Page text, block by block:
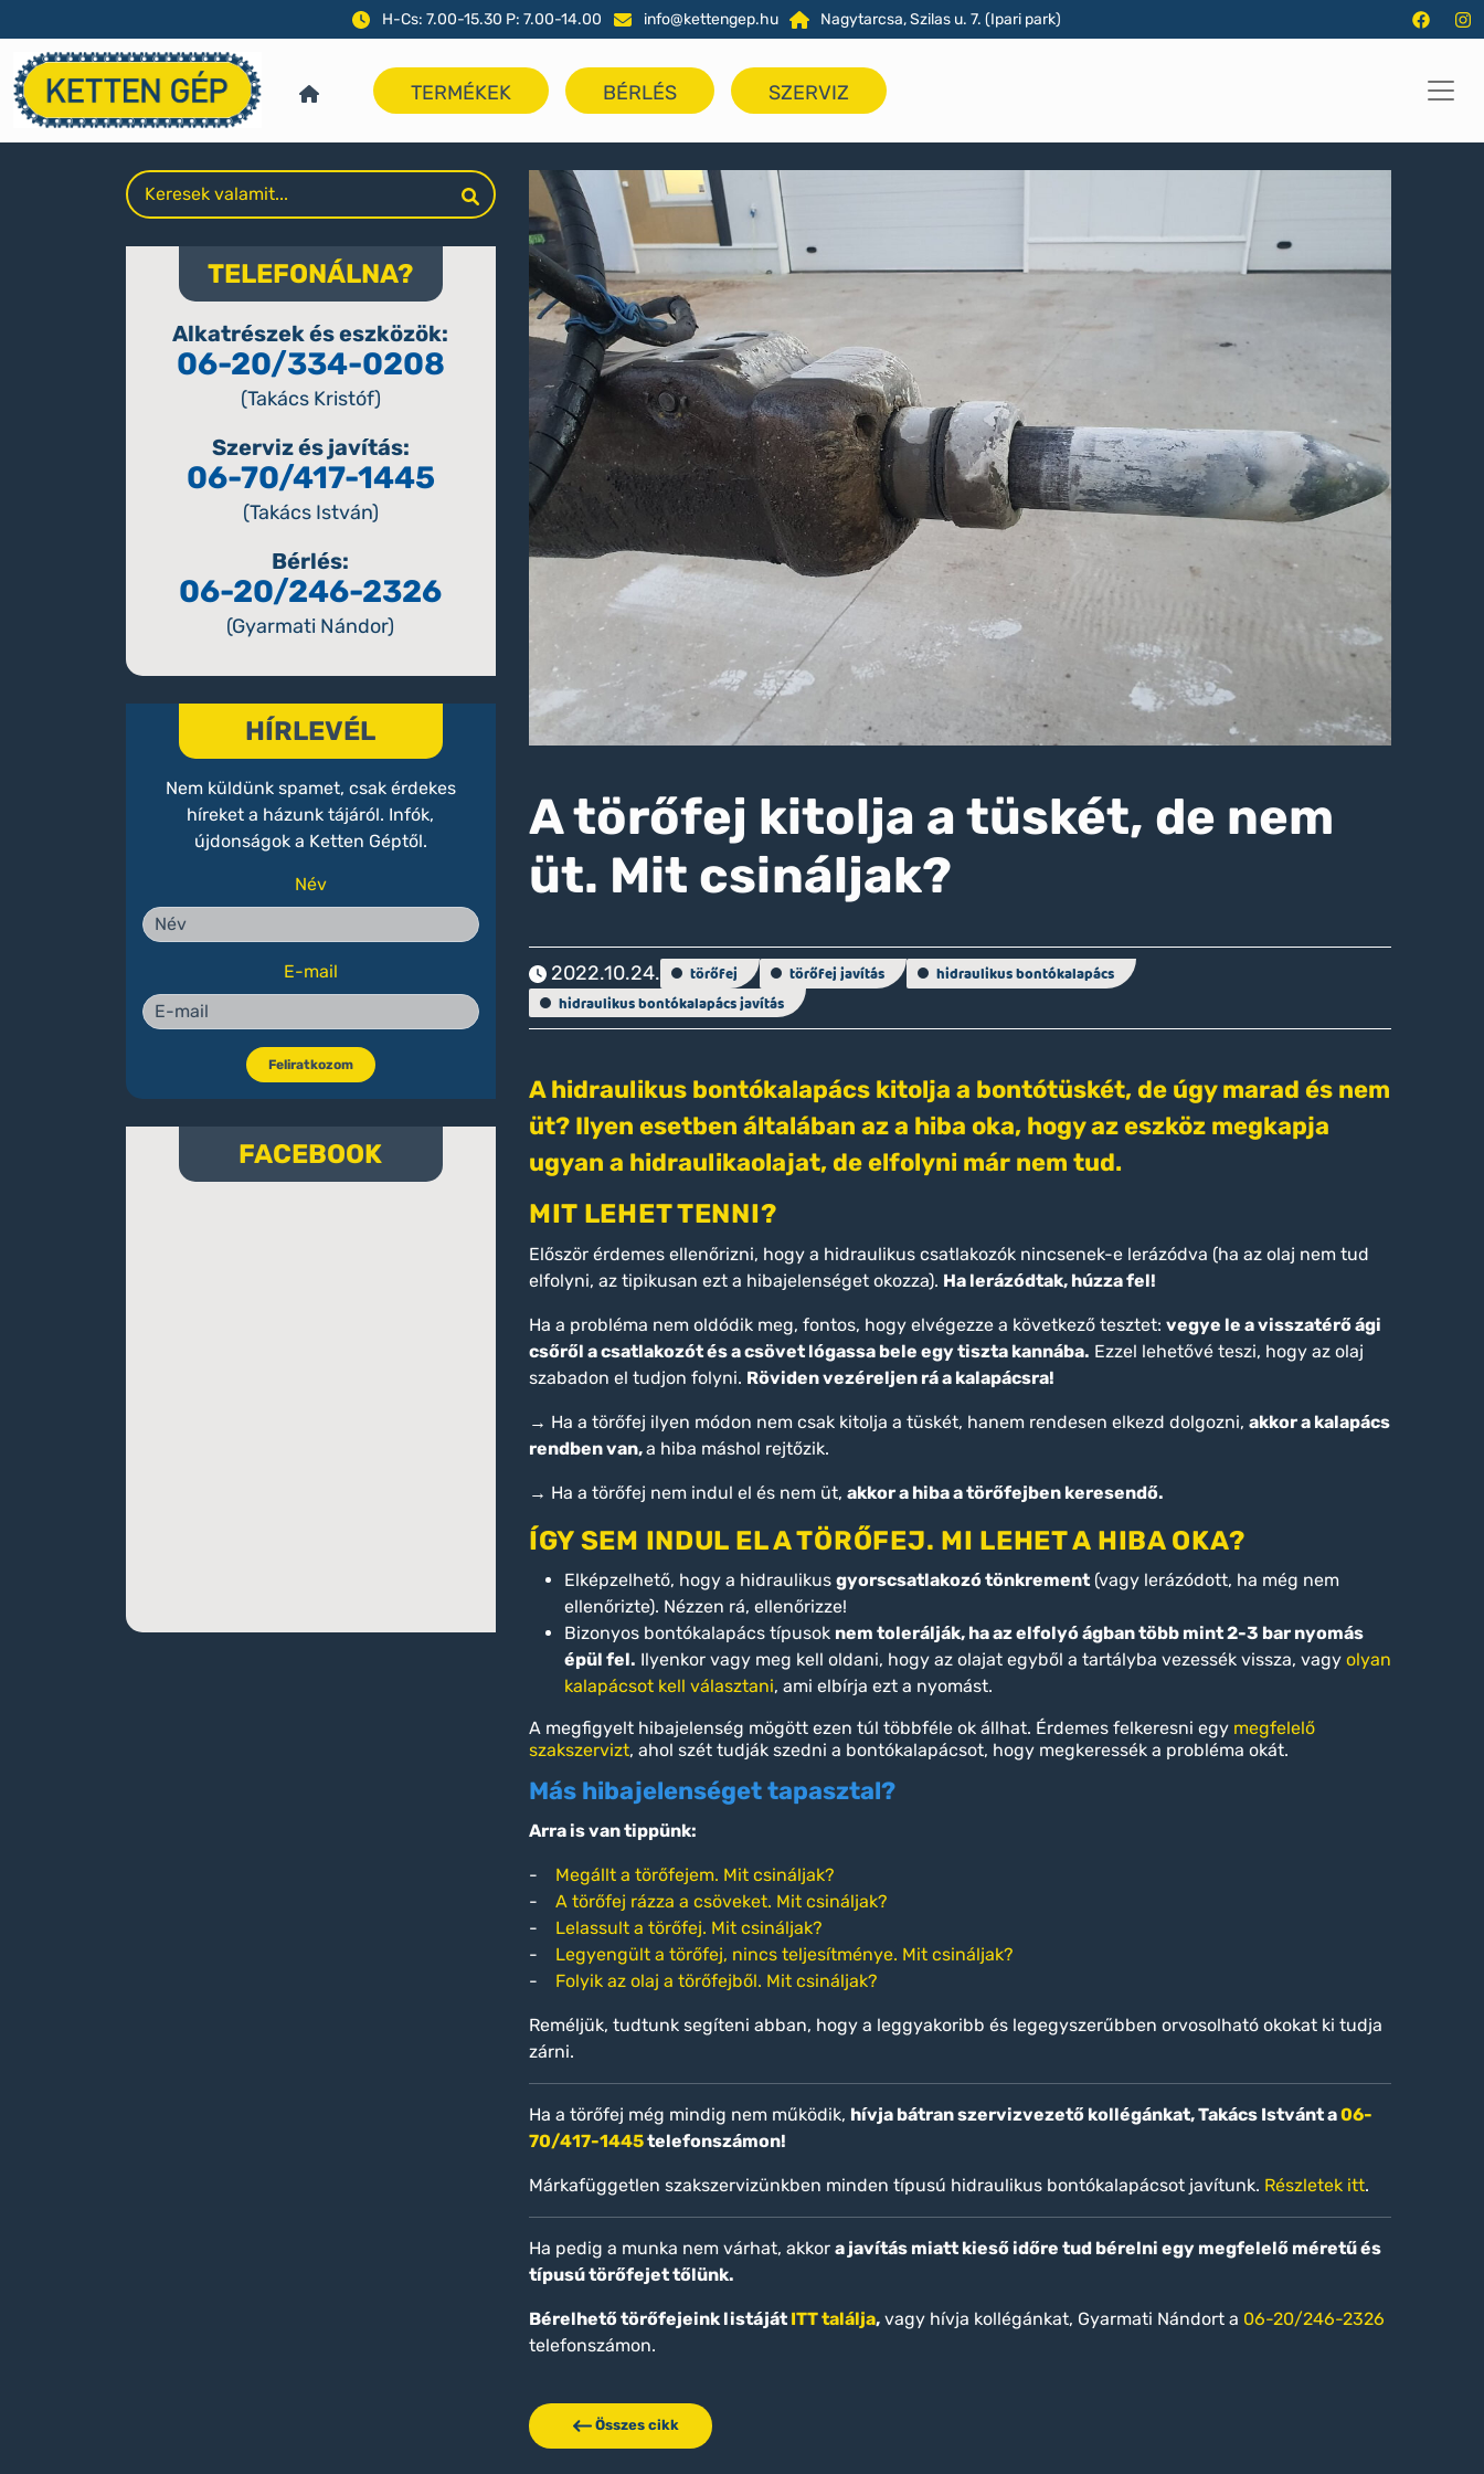
H-Cs: 7.00-15.30 P: 7.00-14.00 info@kettengep.hu Nagytarcsa, Szilas u. 7. (Ipari park)
TERMÉKEK BÉRLÉS SZERVIZ
TELEFONÁLNA?
Alkatrészek és eszközök:
06-20/334-0208
(Takács Kristóf)
Szerviz és javítás:
06-70/417-1445
(Takács István)
Bérlés:
06-20/246-2326
(Gyarmati Nándor)
HÍRLEVÉL
Nem küldünk spamet, csak érdekes
híreket a házunk tájáról. Infók,
újdonságok a Ketten Géptől.
Név
E-mail
Feliratkozom
FACEBOOK
A törőfej kitolja a tüskét, de nem
üt. Mit csináljak?
2022.10.24. törőfej törőfej javítás
hidraulikus bontókalapács
hidraulikus bontókalapács javítás
A hidraulikus bontókalapács kitolja a bontótüskét, de úgy marad és nem
üt? Ilyen esetben általában az a hiba oka, hogy az eszköz megkapja
ugyan a hidraulikaolajat, de elfolyni már nem tud.
MIT LEHET TENNI?
Először érdemes ellenőrizni, hogy a hidraulikus csatlakozók nincsenek-e lerázódva (ha az olaj nem tud
elfolyni, az tipikusan ezt a hibajelenséget okozza). Ha lerázódtak, húzza fel!
Ha a probléma nem oldódik meg, fontos, hogy elvégezze a következő tesztet: vegye le a visszatérő ági
csőről a csatlakozót és a csövet lógassa bele egy tiszta kannába. Ezzel lehetővé teszi, hogy az olaj
szabadon el tudjon folyni. Röviden vezéreljen rá a kalapácsra!
→ Ha a törőfej ilyen módon nem csak kitolja a tüskét, hanem rendesen elkezd dolgozni, akkor a kalapács
rendben van,a hiba máshol rejtőzik.
→ Ha a törőfej nem indul el és nem üt, akkor a hiba a törőfejben keresendő.
ÍGY SEM INDUL EL A TÖRŐFEJ. MI LEHET A HIBA OKA?
Elképzelhető, hogy a hidraulikus gyorscsatlakozó tönkrement(vagy lerázódott, ha még nem
ellenőrizte). Nézzen rá, ellenőrizze!
Bizonyos bontókalapács típusok nem tolerálják, ha az elfolyó ágban több mint 2-3 bar nyomás
épül fel. Ilyenkor vagy meg kell oldani, hogy az olajat egyből a tartályba vezessék vissza, vagy olyan
kalapácsot kell választani, ami elbírja ezt a nyomást.
A megfigyelt hibajelenség mögött ezen túl többféle ok állhat. Érdemes felkeresni egy megfelelő
szakszervizt, ahol szét tudják szedni a bontókalapácsot, hogy megkeressék a probléma okát.
Más hibajelenséget tapasztal?
Arra is van tippünk:
- Megállt a törőfejem. Mit csináljak?
- A törőfej rázza a csöveket. Mit csináljak?
- Lelassult a törőfej. Mit csináljak?
- Legyengült a törőfej, nincs teljesítménye. Mit csináljak?
- Folyik az olaj a törőfejből. Mit csináljak?
Reméljük, tudtunk segíteni abban, hogy a leggyakoribb és legegyszerűbben orvosolható okokat ki tudja
zárni.
Ha a törőfej még mindig nem működik, hívja bátran szervizvezető kollégánkat, Takács Istvánt a06-
70/417-1445telefonszámon!
Márkafüggetlen szakszervizünkben minden típusú hidraulikus bontókalapácsot javítunk. Részletek itt.
Ha pedig a munka nem várhat, akkor a javítás miatt kieső időre tud bérelni egy megfelelő méretű és
típusú törőfejet tőlünk.
Bérelhető törőfejeink listáját ITT találja,vagy hívja kollégánkat, Gyarmati Nándort a 06-20/246-2326
telefonszámon.
Összes cikk